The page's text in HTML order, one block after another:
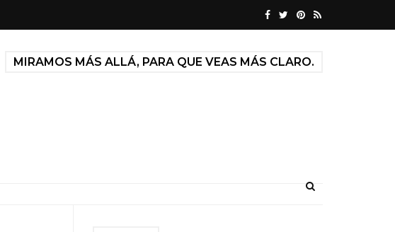
MIRAMOS MÁS ALLÁ, PARA QUE VEAS MÁS CLARO.